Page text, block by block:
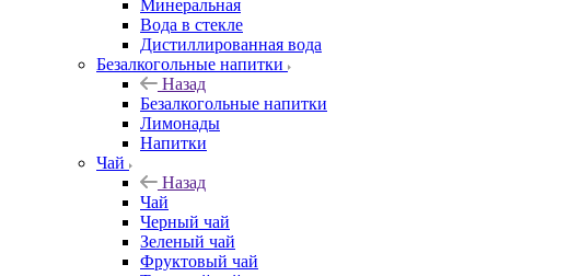
Минеральная
Вода в стекле
Дистиллированная вода
Безалкогольные напитки
Назад
Безалкогольные напитки
Лимонады
Напитки
Чай
Назад
Чай
Черный чай
Зеленый чай
Фруктовый чай